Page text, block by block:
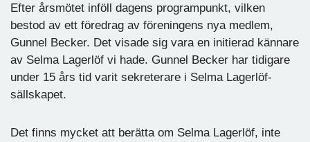
Efter årsmötet inföll dagens programpunkt, vilken
bestod av ett föredrag av föreningens nya medlem,
Gunnel Becker. Det visade sig vara en initierad kännare
av Selma Lagerlöf vi hade. Gunnel Becker har tidigare
under 15 års tid varit sekreterare i Selma Lagerlöf-
sällskapet.
Det finns mycket att berätta om Selma Lagerlöf, inte